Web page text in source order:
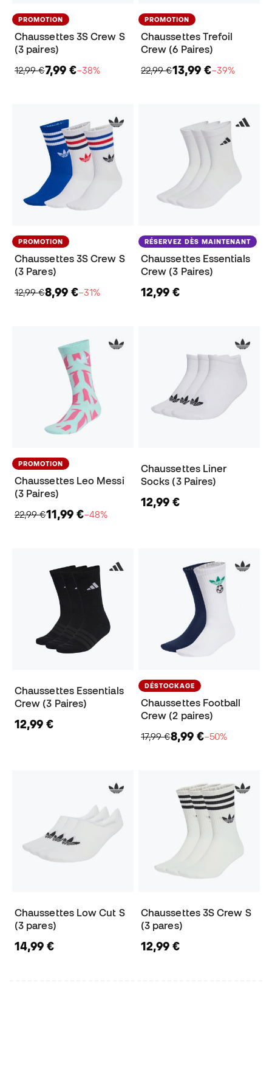
PROMOTION
Chaussettes 3S Crew S
(3 paires)
12,99 €7,99 €−38%
PROMOTION
Chaussettes Trefoil
Crew (6 Paires)
22,99 €13,99 €−39%
PROMOTION
Chaussettes 3S Crew S
(3 Pares)
12,99 €8,99 €−31%
RÉSERVEZ DÈS MAINTENANT
Chaussettes Essentials
Crew (3 Paires)
12,99 €
PROMOTION
Chaussettes Leo Messi
(3 Paires)
22,99 €11,99 €−48%
Chaussettes Liner
Socks (3 Paires)
12,99 €
Chaussettes Essentials
Crew (3 Paires)
12,99 €
DÉSTOCKAGE
Chaussettes Football
Crew (2 paires)
17,99 €8,99 €−50%
Chaussettes Low Cut S
(3 pares)
14,99 €
Chaussettes 3S Crew S
(3 pares)
12,99 €